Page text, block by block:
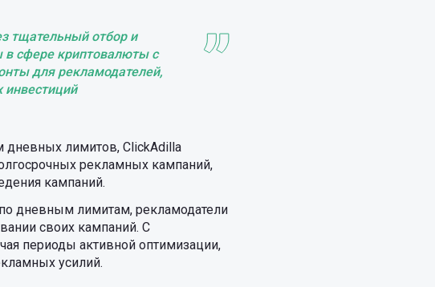
тщательный отбор и
сфере криптовалюты с
для рекламодателей,
инвестиций
дневных лимитов, ClickAdilla
рекламных кампаний,
кампаний.
дневным лимитам, рекламодатели
своих кампаний. С
периоды активной оптимизации,
усилий.